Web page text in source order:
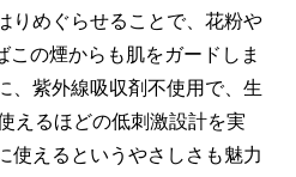
りめぐらせることで、花粉や
この煙からも肌をガードしま
、紫外線吸収剤不使用で、生
えるほどの低刺激設計を実
使えるというやさしさも魅力